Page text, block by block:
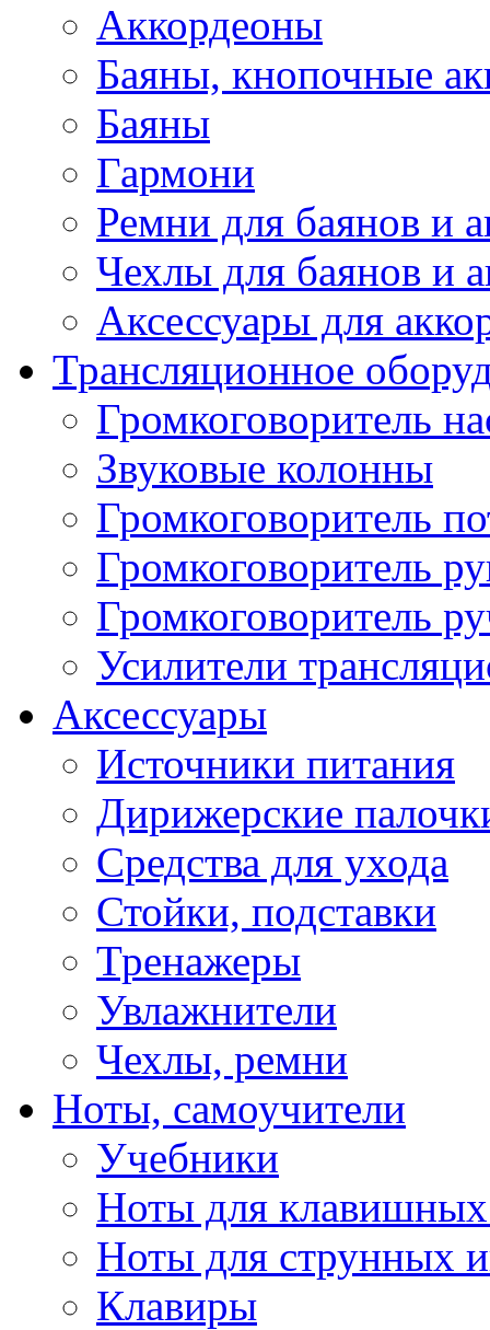
Аккордеоны
Баяны, кнопочные
Баяны
Гармони
Ремни для баянов и
Чехлы для баянов и
Аксессуары для
Трансляционное
Громкоговоритель
Звуковые колонны
Громкоговоритель
Громкоговоритель
Громкоговоритель
Усилители
Аксессуары
Источники питания
Дирижерские
Средства для ухода
Стойки, подставки
Тренажеры
Увлажнители
Чехлы, ремни
Ноты, самоучители
Учебники
Ноты для клавишных
Ноты для струнных
Клавиры